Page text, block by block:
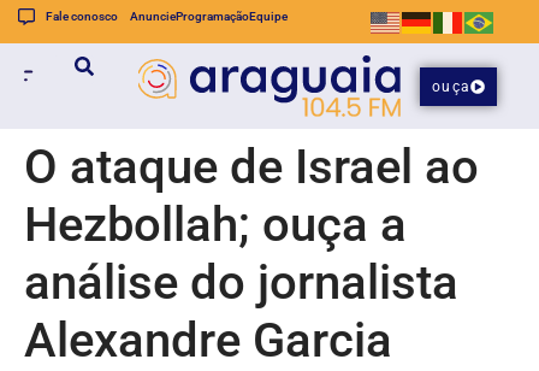
Fale conosco AnuncieProgramaçãoEquipe
ouça
O ataque de Israel ao
Hezbollah; ouça a
análise do jornalista
Alexandre Garcia